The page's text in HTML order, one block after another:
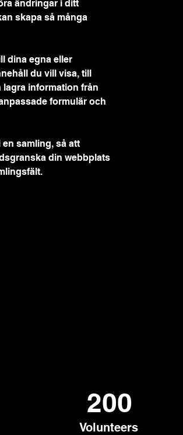
ändringar i ditt
skapa så många
dina egna eller
du vill visa, till
lagra information från
formulär och
samling, så att
din webbplats
200
Volunteers